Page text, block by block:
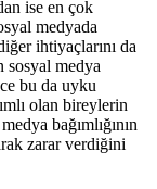
ise en çok
medyada
ihtiyaçlarını da
sosyal medya
bu da uyku
olan bireylerin
bağımlığının
zarar verdiğini